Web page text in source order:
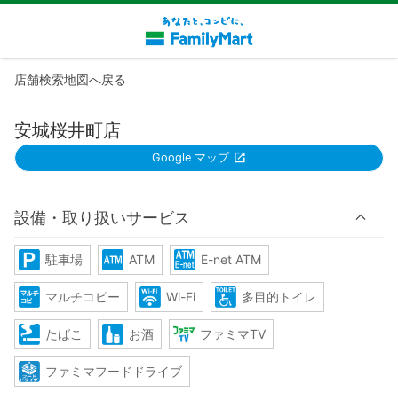
店舗検索地図へ戻る
安城桜井町店
Google マップ
設備・取り扱いサービス
駐車場 ATM E-net ATM
マルチコピー Wi-Fi 多目的トイレ
たばこ お酒 ファミマTV
ファミマフードドライブ